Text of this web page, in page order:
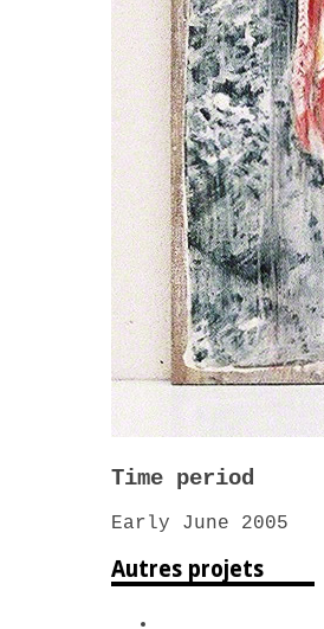
Time period
Early June 2005
Autres projets